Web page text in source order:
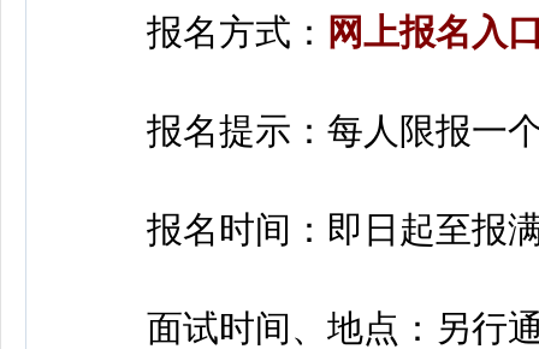
报名方式： 网上报名入
报名提示：每人限报一个
报名时间：即日起至报
面试时间、地点：另行通